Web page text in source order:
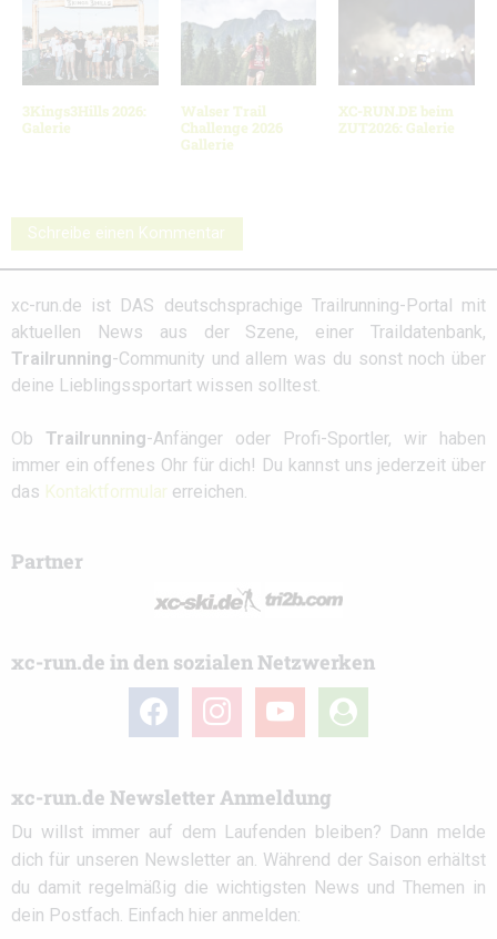
3Kings3Hills 2026:
Galerie
Walser Trail
Challenge 2026
Gallerie
XC-RUN.DE beim
ZUT2026: Galerie
Schreibe einen Kommentar
xc-run.de ist DAS deutschsprachige Trailrunning-Portal mit
aktuellen News aus der Szene, einer Traildatenbank,
Trailrunning-Community und allem was du sonst noch über
deine Lieblingssportart wissen solltest.
Ob Trailrunning-Anfänger oder Profi-Sportler, wir haben
immer ein offenes Ohr für dich! Du kannst uns jederzeit über
das Kontaktformular erreichen.
Partner
xc-run.de in den sozialen Netzwerken
facebook instagramyoutube
user-
circle
xc-run.de Newsletter Anmeldung
Du willst immer auf dem Laufenden bleiben? Dann melde
dich für unseren Newsletter an. Während der Saison erhältst
du damit regelmäßig die wichtigsten News und Themen in
dein Postfach. Einfach hier anmelden: